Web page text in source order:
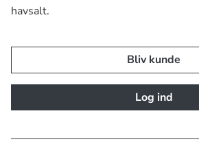
havsalt.
Bliv kunde
Log ind